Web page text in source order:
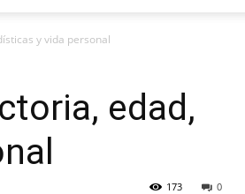
y vida personal
edad,
0
173